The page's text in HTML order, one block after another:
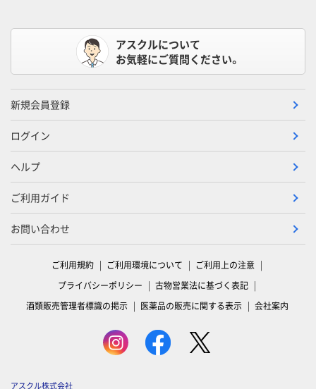
アスクルについて
お気軽にご質問ください。
新規会員登録
ログイン
ヘルプ
ご利用ガイド
お問い合わせ
ご利用規約 ご利用環境について
ご利用上の注意
プライバシーポリシー
古物営業法に基づく表記
酒類販売管理者標識の掲示
医薬品の販売に関する表示 会社案内
アスクル株式会社